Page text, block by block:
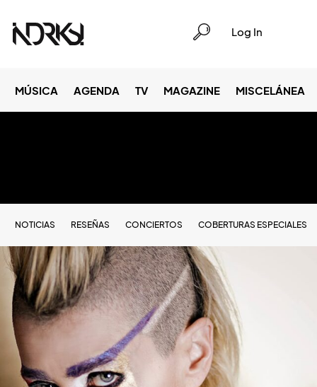
Log In
MÚSICA AGENDA TV MAGAZINE MISCELÁNEA
NOTICIAS RESEÑAS CONCIERTOS COBERTURAS ESPECIALES